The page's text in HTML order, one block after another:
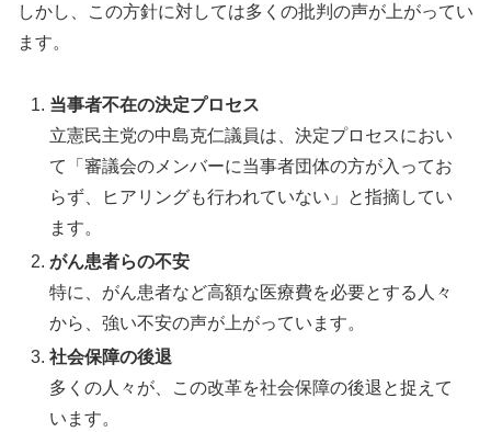
しかし、この方針に対しては多くの批判の声が上がってい
ます。
当事者不在の決定プロセス
立憲民主党の中島克仁議員は、決定プロセスにおい
て「審議会のメンバーに当事者団体の方が入ってお
らず、ヒアリングも行われていない」と指摘してい
ます。
がん患者らの不安
特に、がん患者など高額な医療費を必要とする人々
から、強い不安の声が上がっています。
社会保障の後退
多くの人々が、この改革を社会保障の後退と捉えて
います。